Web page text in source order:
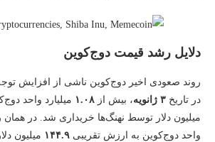
دلایل رشد قیمت دوج‌کوین
روند صعودی اخیر دوج‌کوین ناشی از افزایش
در تاریخ ۳ ژانویه ، بیش از ۱.۰۸ میلیارد واحد
میلیون دلار توسط نهنگ‌ها خریداری شد. در همان
واحد دوج‌کوین به ارزش تقریبی ۱۴۴.۹ میلیون